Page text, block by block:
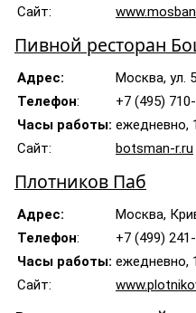
Сайт:
Пивной ресторан
Адрес:
Москва, ул.
Телефон:
+7 (495)
Часы работы: ежедневно,
Сайт:
botsman-r.ru
Плотников Паб
Адрес:
Москва,
Телефон:
+7 (499)
Часы работы: ежедневно,
Сайт: